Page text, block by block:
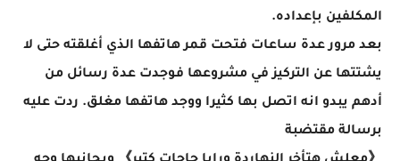
المكلفين بإعداده.
بعد مرور عدة ساعات فتحت قمر هاتفها الذي أغلقته حتى لا
يشتتها عن التركيز في مشروعها فوجدت عدة رسائل من
أدهم يبدو انه اتصل بها كثيرا ووجد هاتفها مغلق. ردت عليه
برسالة مقتضبة